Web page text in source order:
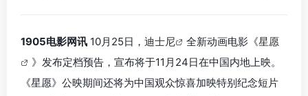
1905电影网讯 10月25日， 迪士尼 全新动画电影《星愿
》发布定档预告，宣布将于11月24日在中国内地上映。
《星愿》公映期间还将为中国观众惊喜加映特别纪念短片